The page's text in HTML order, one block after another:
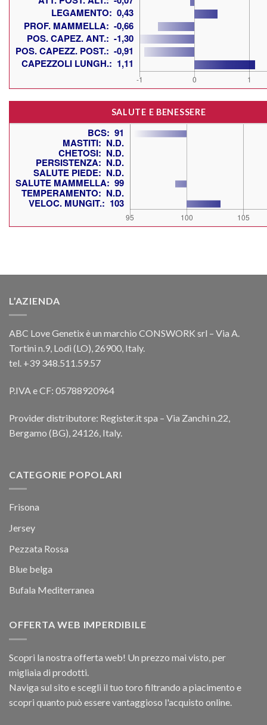
SALUTE E BENESSERE
L’AZIENDA
ABC Love Genetix è un marchio CONSWORK srl – Via A.
Tortini n.9, Lodi (LO), 26900, Italy.
tel. +39 348.511.59.57
P.IVA e CF: 05788920964
Provider distributore: Register.it spa – Via Zanchi n.22,
Bergamo (BG), 24126, Italy.
CATEGORIE POPOLARI
Frisona
Jersey
Pezzata Rossa
Blue belga
Bufala Mediterranea
OFFERTA WEB IMPERDIBILE
Scopri la nostra offerta web! Un prezzo mai visto, per
migliaia di prodotti.
Naviga sul sito e scegli il tuo toro filtrando a piacimento e
scopri quanto può essere vantaggioso l'acquisto online.